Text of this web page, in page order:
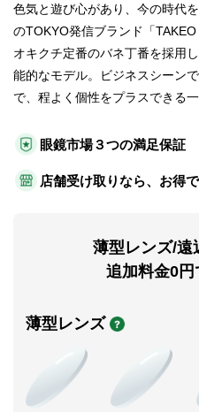
眼鏡市場３つの満足保証
店舗受け取りなら、お得で
薄型レンズ/遠
追加料金0円
薄型レンズ
色気と遊び心があり、今の時代
のTOKYO発信ブランド「
オキクチ定番のバネ丁番を採用
能的なモデル。ビジネスシーン
で、程よく個性をプラスできる一